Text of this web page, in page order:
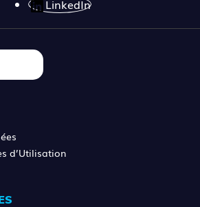
LinkedIn
d’Utilisation